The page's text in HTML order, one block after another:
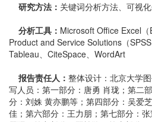
研究方法： 关键词分析方法、可视
分析工具： Microsoft Office Excel
Product and Service Solutions（
Tableau、CiteSpace、WordArt
报告责任人： 整体设计：北京大学
写人员：第一部分：唐勇 肖珑；第二
分：刘姝 黄亦鹏等；第四部分：吴爱
佳；第六部分：王力朋；第七部分：